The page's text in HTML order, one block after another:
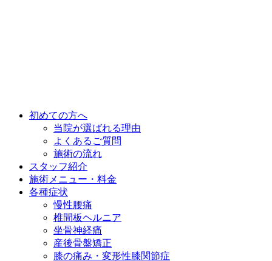
初めての方へ
当院が選ばれる理由
よくあるご質問
施術の流れ
スタッフ紹介
施術メニュー・料金
各種症状
慢性腰痛
椎間板ヘルニア
坐骨神経痛
産後骨盤矯正
膝の痛み・変形性膝関節症